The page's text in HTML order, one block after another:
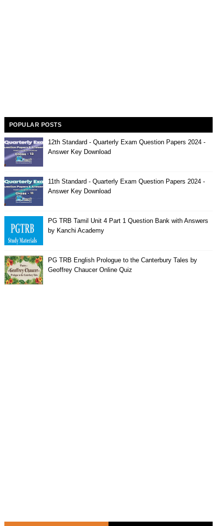
POPULAR POSTS
12th Standard - Quarterly Exam Question Papers 2024 -
Answer Key Download
11th Standard - Quarterly Exam Question Papers 2024 -
Answer Key Download
PG TRB Tamil Unit 4 Part 1 Question Bank with Answers
by Kanchi Academy
PG TRB English Prologue to the Canterbury Tales by
Geoffrey Chaucer Online Quiz